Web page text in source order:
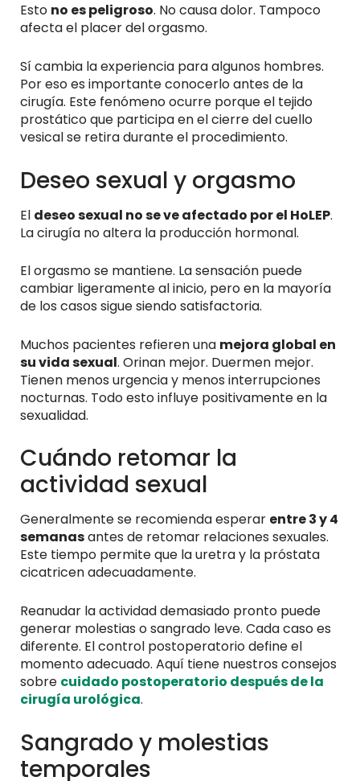
Esto no es peligroso. No causa dolor. Tampoco
afecta el placer del orgasmo.
Sí cambia la experiencia para algunos hombres.
Por eso es importante conocerlo antes de la
cirugía. Este fenómeno ocurre porque el tejido
prostático que participa en el cierre del cuello
vesical se retira durante el procedimiento.
Deseo sexual y orgasmo
El deseo sexual no se ve afectado por el HoLEP.
La cirugía no altera la producción hormonal.
El orgasmo se mantiene. La sensación puede
cambiar ligeramente al inicio, pero en la mayoría
de los casos sigue siendo satisfactoria.
Muchos pacientes refieren una mejora global en
su vida sexual. Orinan mejor. Duermen mejor.
Tienen menos urgencia y menos interrupciones
nocturnas. Todo esto influye positivamente en la
sexualidad.
Cuándo retomar la
actividad sexual
Generalmente se recomienda esperar entre 3 y 4
semanasantes de retomar relaciones sexuales.
Este tiempo permite que la uretra y la próstata
cicatricen adecuadamente.
Reanudar la actividad demasiado pronto puede
generar molestias o sangrado leve. Cada caso es
diferente. El control postoperatorio define el
momento adecuado. Aquí tiene nuestros consejos
sobre cuidado postoperatorio después de la
cirugía urológica.
Sangrado y molestias
temporales